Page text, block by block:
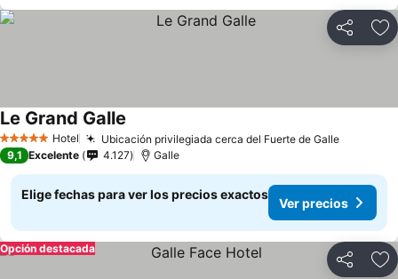
Compartir
5 Estrellas Hotel Ubicación privilegiada cerca del Fuerte de Galle
Le Grand Galle
9,1 Excelente 4.127 Galle
Elige fechas para ver los precios exactos
Ver precios
Compartir
Opción destacada